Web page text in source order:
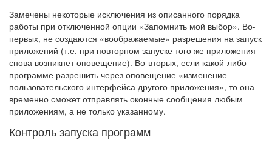
Замечены некоторые исключения из описанного порядка
работы при отключенной опции «Запомнить мой выбор». Во-
первых, не создаются «воображаемые» разрешения на запуск
приложений (т.е. при повторном запуске того же приложения
снова возникнет оповещение). Во-вторых, если какой-либо
программе разрешить через оповещение «изменение
пользовательского интерфейса другого приложения», то она
временно сможет отправлять оконные сообщения любым
приложениям, а не только указанному.
Контроль запуска программ